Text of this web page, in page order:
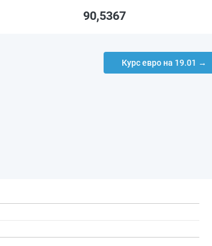
90,5367
Курс евро на 19.01 →